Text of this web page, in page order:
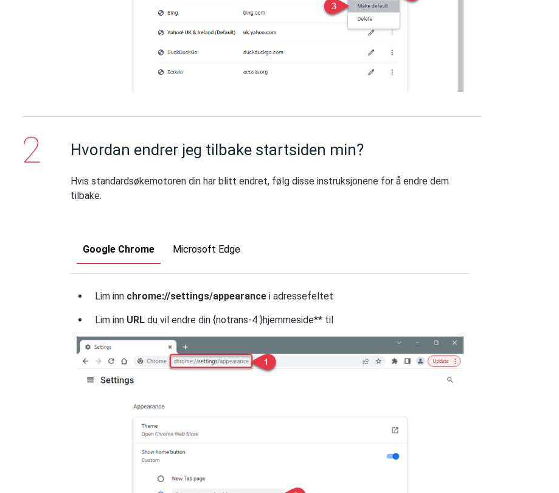
Hvordan endrer jeg tilbake startsiden min?
Hvis standardsøkemotoren din har blitt endret, følg disse instruksjonene for å endre dem
tilbake.
Google Chrome Microsoft Edge
Lim inn chrome://settings/appearance i adressefeltet
Lim inn URL du vil endre din {notrans-4 }hjemmeside** til